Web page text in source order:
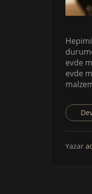
evde
evde
Yazar